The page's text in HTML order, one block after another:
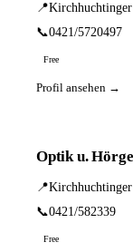
📍
📞0421/5720497
Free
Profil ansehen →
Optik u.
📍
📞0421/582339
Free